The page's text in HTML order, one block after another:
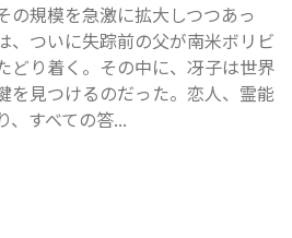
の規模を急激に拡大しつつあっ
、ついに失踪前の父が南米ボリビ
どり着く。その中に、冴子は世界
を見つけるのだった。恋人、霊能
、すべての答...